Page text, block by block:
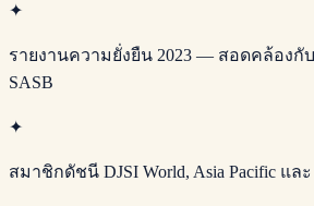
✦
รายงานความยั่งยืน 2023 — สอดคล้องกับ
SASB
✦
สมาชิกดัชนี DJSI World, Asia Pacific และ